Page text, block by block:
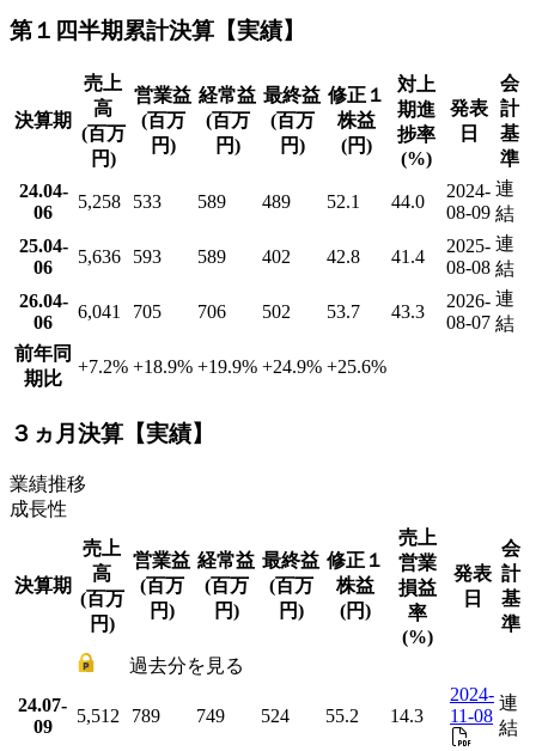
第１四半期累計決算【実績】
決算期
売上
高
(百万
円)
営業益
(百万
円)
経常益
(百万
円)
最終益
(百万
円)
修正１
株益
(円)
対上
期進
捗率
(%)
発表
日
会
計
基
準
24.04-
06
5,258 533 589 489 52.1 44.0
2024-
08-09
連
結
25.04-
06
5,636 593 589 402 42.8 41.4
2025-
08-08
連
結
26.04-
06
6,041 705 706 502 53.7 43.3
2026-
08-07
連
結
前年同
期比
+7.2% +18.9% +19.9% +24.9% +25.6%
３ヵ月決算【実績】
業績推移
成長性
決算期
売上
高
(百万
円)
営業益
(百万
円)
経常益
(百万
円)
最終益
(百万
円)
修正１
株益
(円)
売上
営業
損益
率
(%)
発表
日
会
計
基
準
過去分を見る
24.07-
09
5,512 789 749 524 55.2 14.3
2024-
11-08
連
結